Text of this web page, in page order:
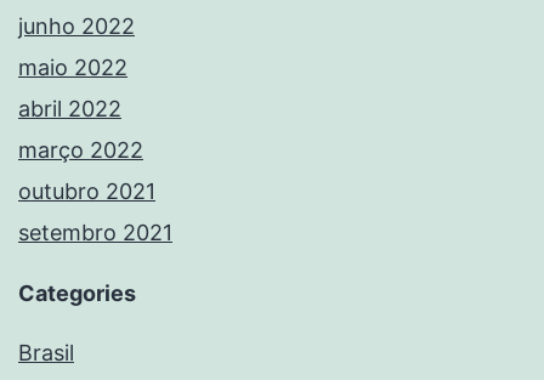
junho 2022
maio 2022
abril 2022
março 2022
outubro 2021
setembro 2021
Categories
Brasil